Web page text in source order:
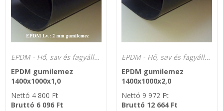
TEHER-ERŐGÉP-MOZDONY TÖMÍTÉS
EPDM - Hő, sav és fagyálló -40°C-tól +120°C-ig.
EPDM gumilemez
1400x1000x1,0
Nettó 4 800 Ft
Bruttó 6 096 Ft
EPDM - Hő, sav és fagyálló -40°C-tól +120°C-ig.
EPDM gumilemez
1400x1000x2,0
Nettó 9 972Ft
Bruttó 12 664Ft